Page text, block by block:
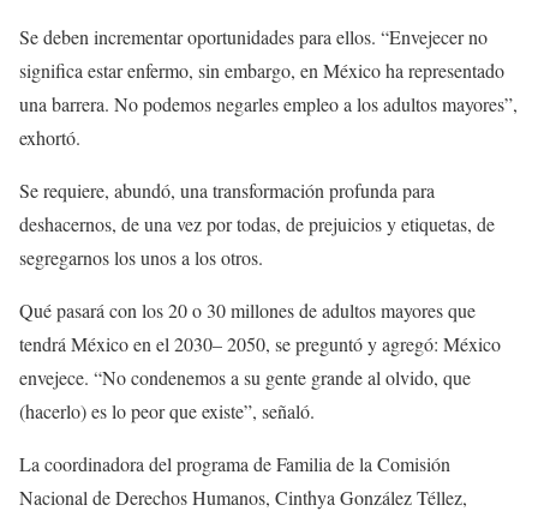
Se deben incrementar oportunidades para ellos. “Envejecer no
significa estar enfermo, sin embargo, en México ha representado
una barrera. No podemos negarles empleo a los adultos mayores”,
exhortó.
Se requiere, abundó, una transformación profunda para
deshacernos, de una vez por todas, de prejuicios y etiquetas, de
segregarnos los unos a los otros.
Qué pasará con los 20 o 30 millones de adultos mayores que
tendrá México en el 2030– 2050, se preguntó y agregó: México
envejece. “No condenemos a su gente grande al olvido, que
(hacerlo) es lo peor que existe”, señaló.
La coordinadora del programa de Familia de la Comisión
Nacional de Derechos Humanos, Cinthya González Téllez,